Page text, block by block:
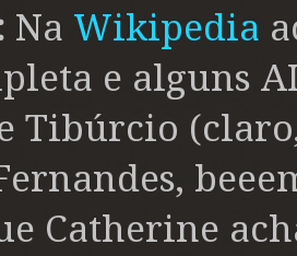
Na Wikipedia
e alguns
Tibúrcio
Catherine